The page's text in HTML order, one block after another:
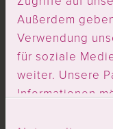
Außerdem
Verwendung
für soziale
weiter. Unsere
Informationen